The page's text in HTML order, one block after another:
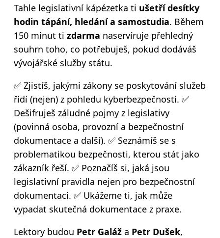
Tahle legislativní kápézetka ti ušetří desítky
hodin tápání, hledání a samostudia. Během
150 minut ti zdarma naservíruje přehledný
souhrn toho, co potřebuješ, pokud dodáváš
vývojářské služby státu.
✅ Zjistíš, jakými zákony se poskytování služeb
řídí (nejen) z pohledu kyberbezpečnosti. ✅
Dešifruješ záludné pojmy z legislativy
(povinná osoba, provozní a bezpečnostní
dokumentace a další). ✅ Seznámíš se s
problematikou bezpečnosti, kterou stát jako
zákazník řeší. ✅ Poznačíš si, jaká jsou
legislativní pravidla nejen pro bezpečnostní
dokumentaci. ✅ Ukážeme ti, jak může
vypadat skutečná dokumentace z praxe.
Lektory budou Petr Galáž a Petr Dušek,